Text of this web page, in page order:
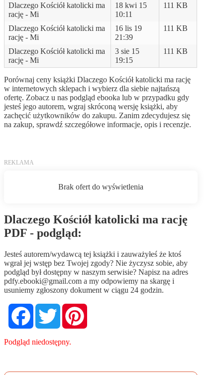
Dlaczego Kościół katolicki ma
rację - Mi
18 kwi 15
10:11
111 KB
Dlaczego Kościół katolicki ma
rację - Mi
16 lis 19
21:39
111 KB
Dlaczego Kościół katolicki ma
rację - Mi
3 sie 15
19:15
111 KB
Porównaj ceny książki Dlaczego Kościół katolicki ma rację
w internetowych sklepach i wybierz dla siebie najtańszą
ofertę. Zobacz u nas podgląd ebooka lub w przypadku gdy
jesteś jego autorem, wgraj skróconą wersję książki, aby
zachęcić użytkowników do zakupu. Zanim zdecydujesz się
na zakup, sprawdź szczegółowe informacje, opis i recenzje.
Dlaczego Kościół katolicki ma rację
PDF - podgląd:
Jesteś autorem/wydawcą tej książki i zauważyłeś że ktoś
wgrał jej wstęp bez Twojej zgody? Nie życzysz sobie, aby
podgląd był dostępny w naszym serwisie? Napisz na adres
pdfy.ebooki@gmail.com a my odpowiemy na skargę i
usuniemy zgłoszony dokument w ciągu 24 godzin.
FacebookTwitter
Podgląd niedostępny.